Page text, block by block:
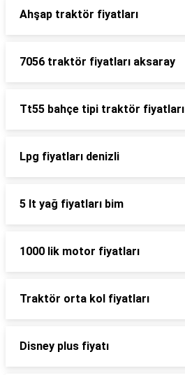
Ahşap traktör fiyatları
7056 traktör fiyatları aksaray
Tt55 bahçe tipi traktör fiyatları
Lpg fiyatları denizli
5 lt yağ fiyatları bim
1000 lik motor fiyatları
Traktör orta kol fiyatları
Disney plus fiyatı